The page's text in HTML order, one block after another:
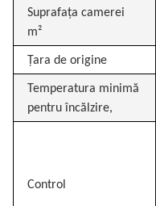
Suprafața camerei
m²
Țara de origine
Temperatura minimă
pentru încălzire,
Control